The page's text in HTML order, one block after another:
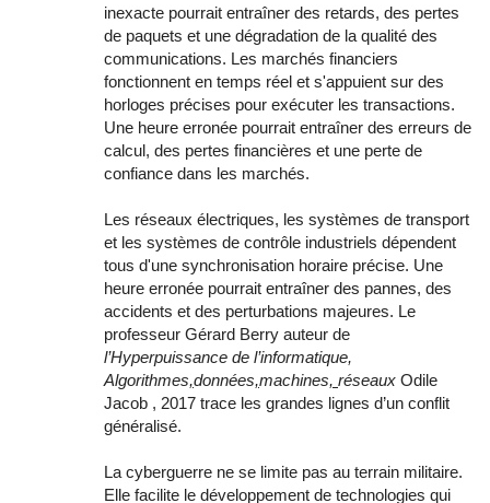
inexacte pourrait entraîner des retards, des pertes
de paquets et une dégradation de la qualité des
communications. Les marchés financiers
fonctionnent en temps réel et s'appuient sur des
horloges précises pour exécuter les transactions.
Une heure erronée pourrait entraîner des erreurs de
calcul, des pertes financières et une perte de
confiance dans les marchés.
Les réseaux électriques, les systèmes de transport
et les systèmes de contrôle industriels dépendent
tous d'une synchronisation horaire précise. Une
heure erronée pourrait entraîner des pannes, des
accidents et des perturbations majeures. Le
professeur Gérard Berry auteur de
l’Hyperpuissance de l’informatique,
Algorithmes,données,machines, réseaux Odile
Jacob , 2017 trace les grandes lignes d’un conflit
généralisé.
La cyberguerre ne se limite pas au terrain militaire.
Elle facilite le développement de technologies qui